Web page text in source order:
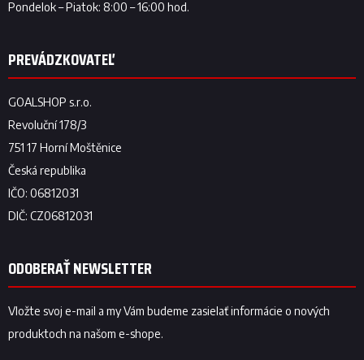
ODOBERAŤ NEWSLETTER
Vložte svoj e-mail a my Vám budeme zasielať informácie o nových
produktoch na našom e-shope.